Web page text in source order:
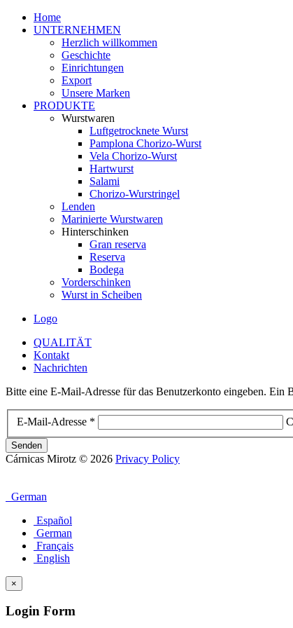
Home
UNTERNEHMEN
Herzlich willkommen
Geschichte
Einrichtungen
Export
Unsere Marken
PRODUKTE
Wurstwaren
Luftgetrocknete Wurst
Pamplona Chorizo-Wurst
Vela Chorizo-Wurst
Hartwurst
Salami
Chorizo-Wurstringel
Lenden
Marinierte Wurstwaren
Hinterschinken
Gran reserva
Reserva
Bodega
Vorderschinken
Wurst in Scheiben
Logo
QUALITÄT
Kontakt
Nachrichten
Bitte eine E-Mail-Adresse für das Benutzerkonto eingeben. Ein
E-Mail-Adresse *
Senden
Cárnicas Mirotz © 2026 Privacy Policy
German
Español
German
Français
English
×
Login Form